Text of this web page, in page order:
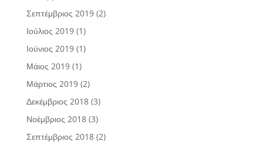
Σεπτέμβριος 2019(2)
Ιούλιος 2019(1)
Ιούνιος 2019(1)
Μάιος 2019(1)
Μάρτιος 2019(2)
Δεκέμβριος 2018(3)
Νοέμβριος 2018(3)
Σεπτέμβριος 2018(2)